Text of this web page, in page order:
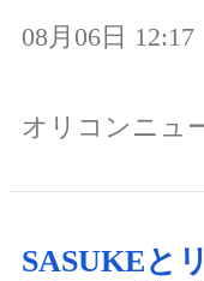
08月06日 12:17
オリコンニュ
SASUKEと